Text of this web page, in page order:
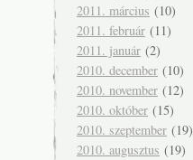
2011. március (10)
2011. február (11)
2011. január (2)
2010. december (10)
2010. november (12)
2010. október (15)
2010. szeptember (19)
2010. augusztus (19)